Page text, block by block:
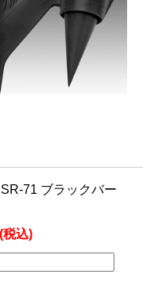
71 ブラックバー
税込)